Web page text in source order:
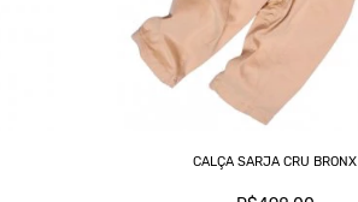
CALÇA SARJA CRU BRONX